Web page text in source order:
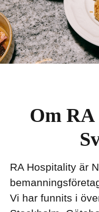
Om
RA Hospitality är
Vi har funnits i